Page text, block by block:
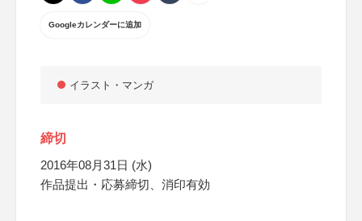
Googleカレンダーに追加
イラスト・マンガ
締切
2016年08月31日 (水)
作品提出・応募締切、消印有効